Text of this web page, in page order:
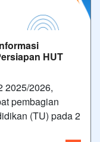
HUT
2025/2026,
pembagian
(TU) pada 2